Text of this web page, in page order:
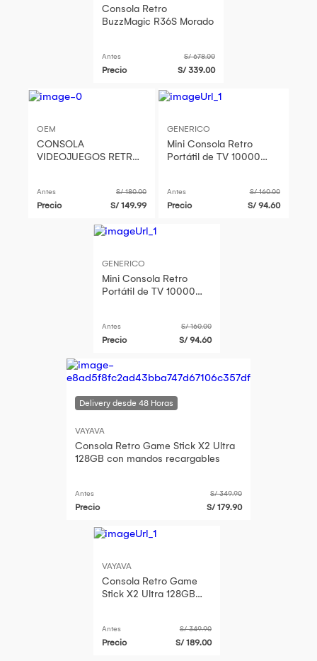
Consola Retro
BuzzMagic R36S Morado
Antes S/ 678.00
Precio S/ 339.00
OEM
CONSOLA
VIDEOJUEGOS RETRO
Antes S/ 180.00
Precio S/ 149.99
GENERICO
Mini Consola Retro
Portátil de TV 10000
Antes S/ 160.00
Precio S/ 94.60
GENERICO
Mini Consola Retro
Portátil de TV 10000
Antes S/ 160.00
Precio S/ 94.60
VAYAVA
Consola Retro Game Stick X2 Ultra
128GB con mandos recargables
Antes S/ 349.90
Precio S/ 179.90
VAYAVA
Consola Retro Game
Stick X2 Ultra 128GB
Antes S/ 349.90
Precio S/ 189.00